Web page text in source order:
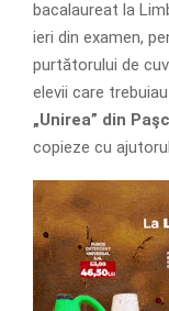
bacalaureat la
ieri din examen,
purtătorului de
elevii care
„Unirea” din
copieze cu